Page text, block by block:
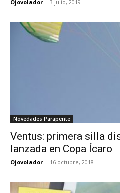
Ojovolador - 3 julio, 2019
Novedades Parapente
Ventus: primera silla
lanzada en Copa Ícaro
Ojovolador - 16 octubre, 2018